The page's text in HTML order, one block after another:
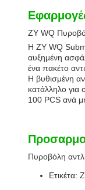
ZY WQ
Η ZY WQ
αυξημένη
ένα πακέτο
Η βυθισμένη
κατάλληλο για
100 PCS ανά
Πυροβόλη
Ετικέτα: